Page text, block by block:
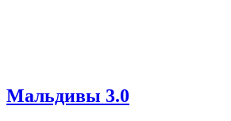
Мальдивы 3.0